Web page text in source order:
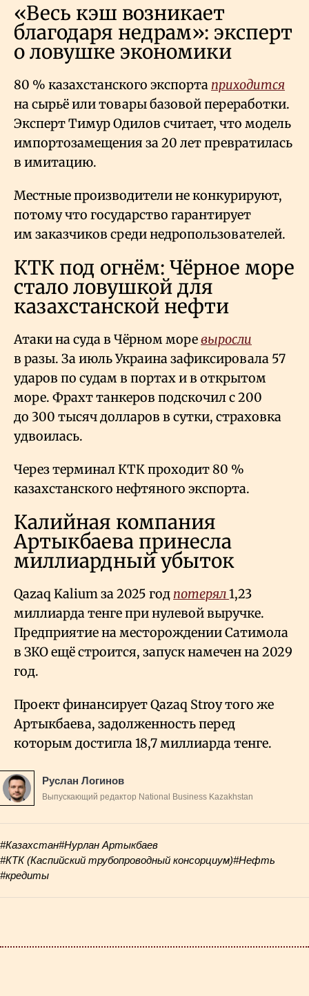
«Весь кэш возникает
благодаря недрам»: эксперт
о ловушке экономики
80 % казахстанского экспорта приходится
на сырьё или товары базовой переработки.
Эксперт Тимур Одилов считает, что модель
импортозамещения за 20 лет превратилась
в имитацию.
Местные производители не конкурируют,
потому что государство гарантирует
им заказчиков среди недропользователей.
КТК под огнём: Чёрное море
стало ловушкой для
казахстанской нефти
Атаки на суда в Чёрном моревыросли
в разы. За июль Украина зафиксировала 57
ударов по судам в портах и в открытом
море. Фрахт танкеров подскочил с 200
до 300 тысяч долларов в сутки, страховка
удвоилась.
Через терминал КТК проходит 80 %
казахстанского нефтяного экспорта.
Калийная компания
Артыкбаева принесла
миллиардный убыток
Qazaq Kalium за 2025 год потерял1,23
миллиарда тенге при нулевой выручке.
Предприятие на месторождении Сатимола
в ЗКО ещё строится, запуск намечен на 2029
год.
Проект финансирует Qazaq Stroy того же
Артыкбаева, задолженность перед
которым достигла 18,7 миллиарда тенге.
Руслан Логинов
Выпускающий редактор National Business Kazakhstan
#Казахстан#Нурлан Артыкбаев
#КТК (Каспийский трубопроводный консорциум)#Нефть
#кредиты